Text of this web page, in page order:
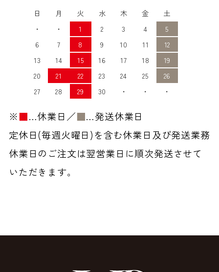
日 月 火 水 木 金
土
・
・ 1 2 3 4
5
6
7 8 9 10 11
12
13
14 15 16 17 18
19
20
21 22 23 24 25
26
27
28 29 30 ・ ・ ・
※■…休業日／■…発送休業日
定休日(毎週火曜日)を含む休業日及び発送業務
休業日のご注文は翌営業日に順次発送させて
いただきます。